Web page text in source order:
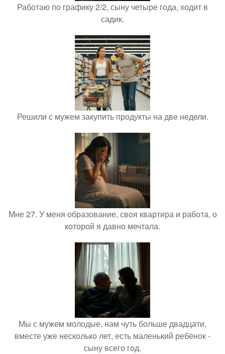
Работаю по графику 2/2, сыну четыре года, ходит в
садик.
Решили с мужем закупить продукты на две недели.
Мне 27. У меня образование, своя квартира и работа, о
которой я давно мечтала.
Мы с мужем молодые, нам чуть больше двадцати,
вместе уже несколько лет, есть маленький ребёнок -
сыну всего год.